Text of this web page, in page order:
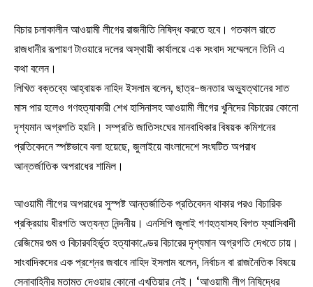
বিচার চলাকালীন আওয়ামী লীগের রাজনীতি নিষিদ্ধ করতে হবে। গতকাল রাতে
রাজধানীর রূপায়ণ টাওয়ারে দলের অস্থায়ী কার্যালয়ে এক সংবাদ সম্মেলনে তিনি এ
কথা বলেন।
লিখিত বক্তব্যে আহ্বায়ক নাহিদ ইসলাম বলেন, ছাত্র-জনতার অভ্যুত্থানের সাত
মাস পার হলেও গণহত্যাকারী শেখ হাসিনাসহ আওয়ামী লীগের খুনিদের বিচারের কোনো
দৃশ্যমান অগ্রগতি হয়নি। সম্প্রতি জাতিসংঘের মানবাধিকার বিষয়ক কমিশনের
প্রতিবেদনে স্পষ্টভাবে বলা হয়েছে, জুলাইয়ে বাংলাদেশে সংঘটিত অপরাধ
আন্তর্জাতিক অপরাধের শামিল।
আওয়ামী লীগের অপরাধের সুস্পষ্ট আন্তর্জাতিক প্রতিবেদন থাকার পরও বিচারিক
প্রক্রিয়ায় ধীরগতি অত্যন্ত নিন্দনীয়। এনসিপি জুলাই গণহত্যাসহ বিগত ফ্যাসিবাদী
রেজিমের গুম ও বিচারবহির্ভূত হত্যাকাণ্ডের বিচারের দৃশ্যমান অগ্রগতি দেখতে চায়।
সাংবাদিকদের এক প্রশ্নের জবাবে নাহিদ ইসলাম বলেন, নির্বাচন বা রাজনৈতিক বিষয়ে
সেনাবাহিনীর মতামত দেওয়ার কোনো এখতিয়ার নেই। ‘আওয়ামী লীগ নিষিদ্ধের